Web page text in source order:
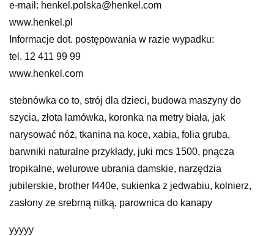
e-mail: henkel.polska@henkel.com
www.henkel.pl
Informacje dot. postępowania w razie wypadku:
tel. 12 411 99 99
www.henkel.com
stebnówka co to, strój dla dzieci, budowa maszyny do
szycia, złota lamówka, koronka na metry biała, jak
narysować nóż, tkanina na koce, xabia, folia gruba,
barwniki naturalne przykłady, juki mcs 1500, pnącza
tropikalne, welurowe ubrania damskie, narzędzia
jubilerskie, brother f440e, sukienka z jedwabiu, kolnierz,
zasłony ze srebrną nitką, parownica do kanapy
yyyyy